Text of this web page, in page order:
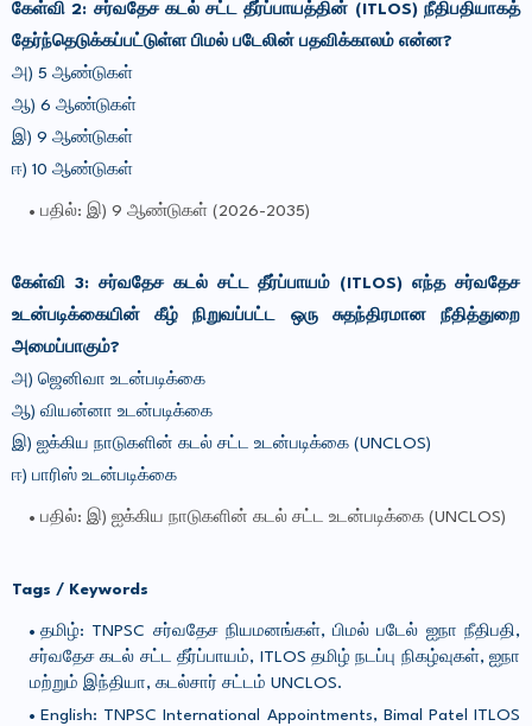
கேள்வி 2: சர்வதேச கடல் சட்ட தீர்ப்பாயத்தின் (ITLOS) நீதிபதியாகத்
தேர்ந்தெடுக்கப்பட்டுள்ள பிமல் படேலின் பதவிக்காலம் என்ன?
அ) 5 ஆண்டுகள்
ஆ) 6 ஆண்டுகள்
இ) 9 ஆண்டுகள்
ஈ) 10 ஆண்டுகள்
பதில்: இ) 9 ஆண்டுகள் (2026-2035)
கேள்வி 3: சர்வதேச கடல் சட்ட தீர்ப்பாயம் (ITLOS) எந்த சர்வதேச
உடன்படிக்கையின் கீழ் நிறுவப்பட்ட ஒரு சுதந்திரமான நீதித்துறை
அமைப்பாகும்?
அ) ஜெனிவா உடன்படிக்கை
ஆ) வியன்னா உடன்படிக்கை
இ) ஐக்கிய நாடுகளின் கடல் சட்ட உடன்படிக்கை (UNCLOS)
ஈ) பாரிஸ் உடன்படிக்கை
பதில்: இ) ஐக்கிய நாடுகளின் கடல் சட்ட உடன்படிக்கை (UNCLOS)
Tags / Keywords
தமிழ்: TNPSC சர்வதேச நியமனங்கள், பிமல் படேல் ஐநா நீதிபதி,
சர்வதேச கடல் சட்ட தீர்ப்பாயம், ITLOS தமிழ் நடப்பு நிகழ்வுகள், ஐநா
மற்றும் இந்தியா, கடல்சார் சட்டம் UNCLOS.
English: TNPSC International Appointments, Bimal Patel ITLOS